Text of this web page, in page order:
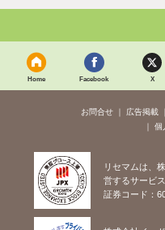
Home Facebook X
お問合せ 広告掲載
個
リセマムは、
営するサービス
証券コード：